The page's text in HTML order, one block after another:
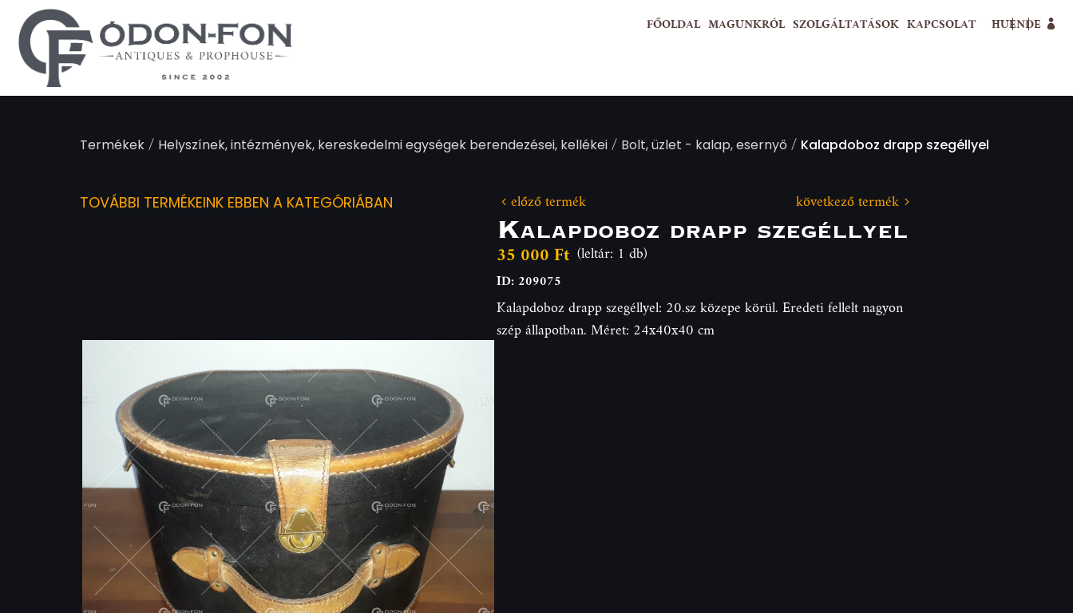
FŐOLDAL MAGUNKRÓL SZOLGÁLTATÁSOK KAPCSOLAT HUENDE
Termékek/ Helyszínek, intézmények, kereskedelmi egységek berendezései, kellékei/ Bolt, üzlet - kalap, esernyő / Kalapdoboz drapp szegéllyel
TOVÁBBI TERMÉKEINK EBBEN A KATEGÓRIÁBAN előző termék következő termék
Kalapdoboz drapp szegéllyel
35 000 Ft (leltár: 1 db)
ID: 209075
Kalapdoboz drapp szegéllyel: 20.sz közepe körül. Eredeti fellelt nagyon
szép állapotban. Méret: 24x40x40 cm
Süti preferenciák